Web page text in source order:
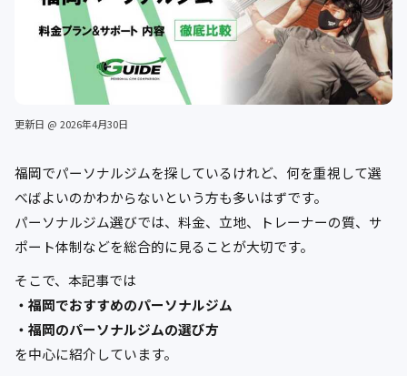
更新日 @ 2026年4月30日
福岡でパーソナルジムを探しているけれど、何を重視して選
べばよいのかわからないという方も多いはずです。
パーソナルジム選びでは、料金、立地、トレーナーの質、サ
ポート体制などを総合的に見ることが大切です。
そこで、本記事では
・福岡でおすすめのパーソナルジム
・福岡のパーソナルジムの選び方
を中心に紹介しています。